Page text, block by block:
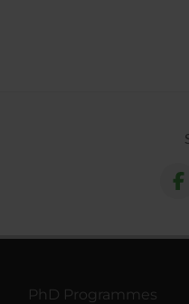
PhD Programmes